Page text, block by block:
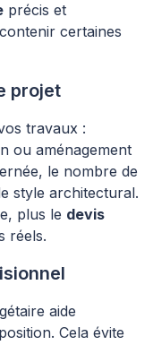
précis et
certaines
projet
travaux :
ou aménagement
le nombre de
style architectural.
plus le devis
réels.
aide
Cela évite